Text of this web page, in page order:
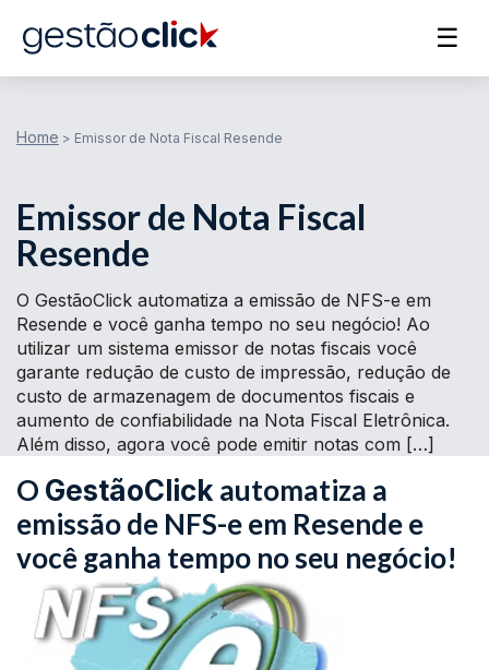
☰
Home > Emissor de Nota Fiscal Resende
Emissor de Nota Fiscal
Resende
O GestãoClick automatiza a emissão de NFS-e em
Resende e você ganha tempo no seu negócio! Ao
utilizar um sistema emissor de notas fiscais você
garante redução de custo de impressão, redução de
custo de armazenagem de documentos fiscais e
aumento de confiabilidade na Nota Fiscal Eletrônica.
Além disso, agora você pode emitir notas com […]
O GestãoClick automatiza a
emissão de NFS-e em Resende e
você ganha tempo no seu negócio!